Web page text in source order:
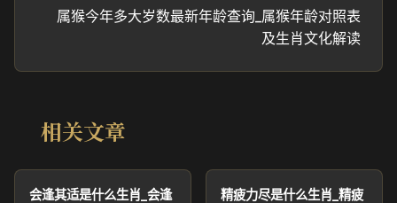
属猴今年多大岁数最新年龄查询_属猴年龄对照表
及生肖文化解读
相关文章
会逢其适是什么生肖_会逢
精疲力尽是什么生肖_精疲